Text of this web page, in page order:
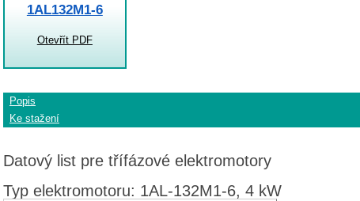
1AL132M1-6
Otevřít PDF
Popis
Ke stažení
Datový list pre třífázové elektromotory
Typ elektromotoru: 1AL-132M1-6, 4 kW